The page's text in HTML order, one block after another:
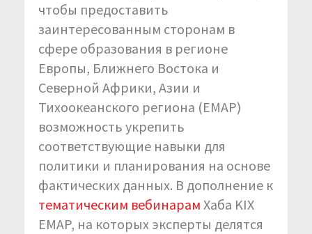
чтобы предоставить
заинтересованным сторонам в
сфере образования в регионе
Европы, Ближнего Востока и
Северной Африки, Азии и
Тихоокеанского региона (EMAP)
возможность укрепить
соответствующие навыки для
политики и планирования на основе
фактических данных. В дополнение к
тематическим вебинарам Хаба KIX
EMAP, на которых эксперты делятся